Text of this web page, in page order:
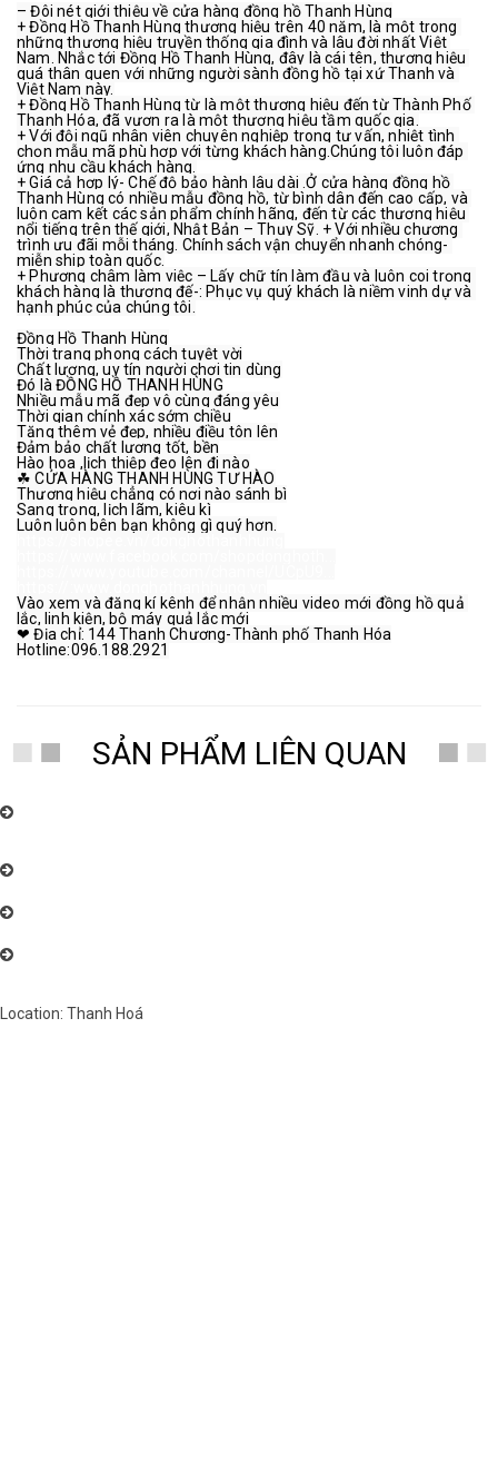
– Đôi nét giới thiệu về cửa hàng đồng hồ Thanh Hùng
+ Đồng Hồ Thanh Hùng thương hiệu trên 40 năm, là một trong
những thương hiệu truyền thống gia đình và lâu đời nhất Việt
Nam. Nhắc tới Đồng Hồ Thanh Hùng, đây là cái tên, thương hiệu
quá thân quen với những người sành đồng hồ tại xứ Thanh và
Việt Nam này.
+ Đồng Hồ Thanh Hùng từ là một thương hiệu đến từ Thành Phố
Thanh Hóa, đã vươn ra là một thương hiệu tầm quốc gia.
+ Với đội ngũ nhân viên chuyên nghiệp trong tư vấn, nhiệt tình
chọn mẫu mã phù hợp với từng khách hàng.Chúng tôi luôn đáp
ứng nhu cầu khách hàng.
+ Giá cả hợp lý- Chế độ bảo hành lâu dài .Ở cửa hàng đồng hồ
Thanh Hùng có nhiều mẫu đồng hồ, từ bình dân đến cao cấp, và
luôn cam kết các sản phẩm chính hãng, đến từ các thương hiệu
nổi tiếng trên thế giới, Nhật Bản – Thụy Sỹ. + Với nhiều chương
trình ưu đãi mỗi tháng. Chính sách vận chuyển nhanh chóng-
miễn ship toàn quốc.
+ Phương châm làm việc – Lấy chữ tín làm đầu và luôn coi trọng
khách hàng là thượng đế-: Phục vụ quý khách là niềm vinh dự và
hạnh phúc của chúng tôi.
Đồng Hồ Thanh Hùng
Thời trang phong cách tuyệt vời
Chất lượng, uy tín người chơi tin dùng
Đó là ĐỒNG HỒ THANH HÙNG
Nhiều mẫu mã đẹp vô cùng đáng yêu
Thời gian chính xác sớm chiều
Tăng thêm vẻ đẹp, nhiều điều tôn lên
Đảm bảo chất lượng tốt, bền
Hào hoa ,lịch thiệp đeo lên đi nào
☘ CỬA HÀNG THANH HÙNG TỰ HÀO
Thương hiệu chẳng có nơi nào sánh bì
Sang trọng, lịch lãm, kiêu kì
Luôn luôn bên bạn không gì quý hơn.
Vào xem và đăng kí kênh để nhận nhiều video mới đồng hồ quả
lắc, linh kiện, bộ máy quả lắc mới
❤ Địa chỉ: 144 Thanh Chương-Thành phố Thanh Hóa
Hotline:096.188.2921
SẢN PHẨM LIÊN QUAN
Location: Thanh Hoá